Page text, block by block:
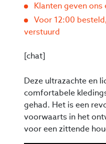
Klanten geven ons
Voor 12:00
verstuurd
[chat]
Deze ultrazachte en
comfortabele
gehad. Het is een
voorwaarts in het
voor een zittende